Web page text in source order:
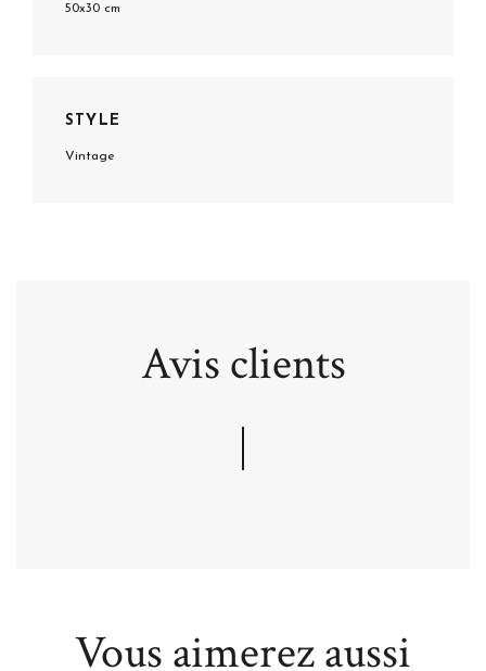
50x30 cm
STYLE
Vintage
Avis clients
Vous aimerez aussi